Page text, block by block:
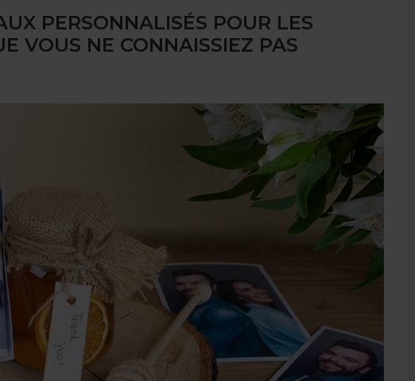
PERSONNALISÉS POUR LES
VOUS NE CONNAISSIEZ PAS